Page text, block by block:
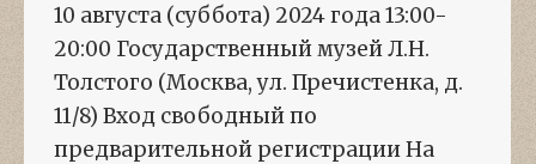
10 августа (суббота) 2024 года 13:00-
20:00 Государственный музей Л.Н.
Толстого (Москва, ул. Пречистенка, д.
11/8) Вход свободный по
предварительной регистрации На